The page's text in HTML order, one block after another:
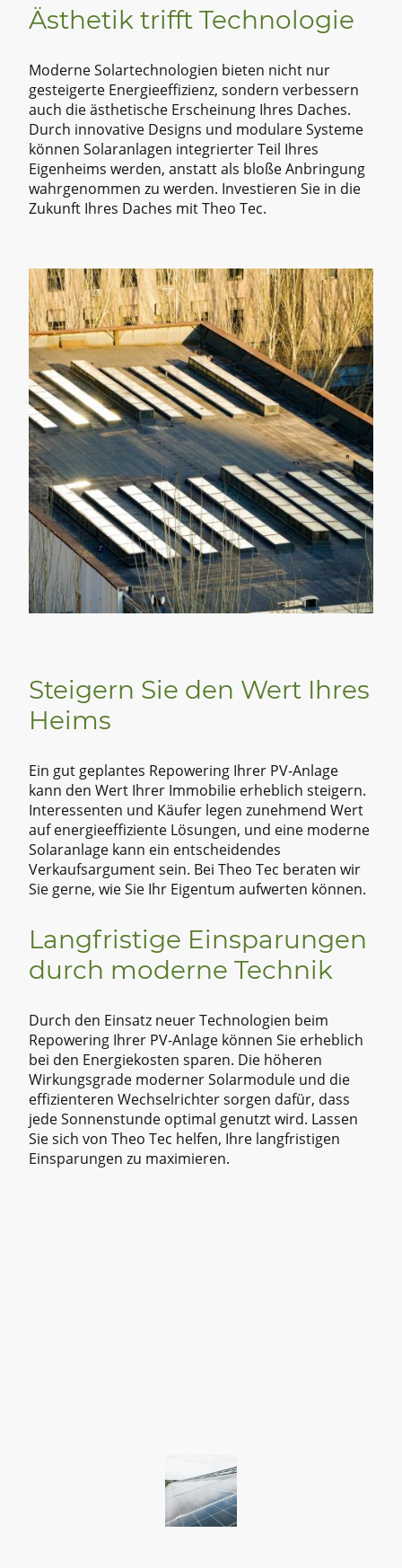
Ästhetik trifft Technologie
Moderne Solartechnologien bieten nicht nur
gesteigerte Energieeffizienz, sondern verbessern
auch die ästhetische Erscheinung Ihres Daches.
Durch innovative Designs und modulare Systeme
können Solaranlagen integrierter Teil Ihres
Eigenheims werden, anstatt als bloße Anbringung
wahrgenommen zu werden. Investieren Sie in die
Zukunft Ihres Daches mit Theo Tec.
Steigern Sie den Wert Ihres
Heims
Ein gut geplantes Repowering Ihrer PV-Anlage
kann den Wert Ihrer Immobilie erheblich steigern.
Interessenten und Käufer legen zunehmend Wert
auf energieeffiziente Lösungen, und eine moderne
Solaranlage kann ein entscheidendes
Verkaufsargument sein. Bei Theo Tec beraten wir
Sie gerne, wie Sie Ihr Eigentum aufwerten können.
Langfristige Einsparungen
durch moderne Technik
Durch den Einsatz neuer Technologien beim
Repowering Ihrer PV-Anlage können Sie erheblich
bei den Energiekosten sparen. Die höheren
Wirkungsgrade moderner Solarmodule und die
effizienteren Wechselrichter sorgen dafür, dass
jede Sonnenstunde optimal genutzt wird. Lassen
Sie sich von Theo Tec helfen, Ihre langfristigen
Einsparungen zu maximieren.